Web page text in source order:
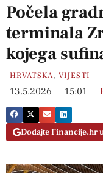
Počela
terminala
kojega
HRVATSKA,VIJESTI
13.5.2026 15:01
Dodajte Financije.hr